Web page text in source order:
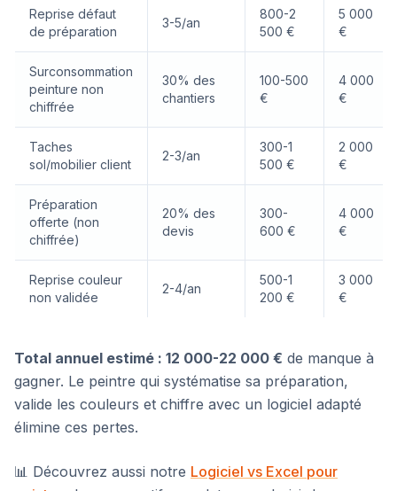
Reprise défaut
de préparation
3-5/an
800-2
500 €
5 000
€
Surconsommation
peinture non
chiffrée
30% des
chantiers
100-500
€
4 000
€
Taches
sol/mobilier client
2-3/an
300-1
500 €
2 000
€
Préparation
offerte (non
chiffrée)
20% des
devis
300-
600 €
4 000
€
Reprise couleur
non validée
2-4/an
500-1
200 €
3 000
€
Total annuel estimé : 12 000-22 000 € de manque à
gagner. Le peintre qui systématise sa préparation,
valide les couleurs et chiffre avec un logiciel adapté
élimine ces pertes.
📊 Découvrez aussi notre Logiciel vs Excel pour